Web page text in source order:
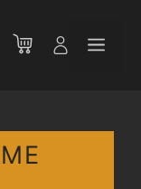
菜